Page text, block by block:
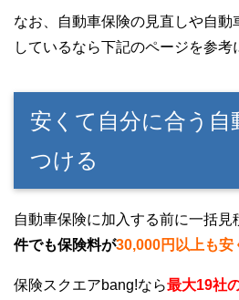
なお、自動車保険の見直しや自動
しているなら下記のページを参考
安くて自分に合う自
つける
自動車保険に加入する前に一括見
件でも保険料が30,000円以上も安
保険スクエアbang!なら最大19社